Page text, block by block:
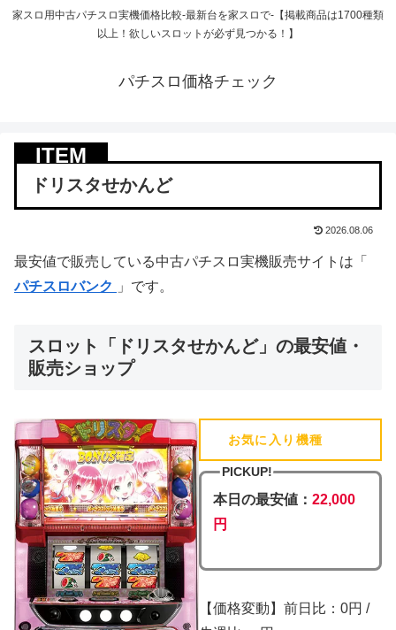
家スロ用中古パチスロ実機価格比較-最新台を家スロで-【掲載商品は1700種類
以上！欲しいスロットが必ず見つかる！】
パチスロ価格チェック
ドリスタせかんど
2026.08.06
最安値で販売している中古パチスロ実機販売サイトは「
パチスロバンク
」です。
スロット「ドリスタせかんど」の最安値・
販売ショップ
お気に入り機種
PICKUP!
本日の最安値： 22,000
円
【価格変動】前日比：0円 /